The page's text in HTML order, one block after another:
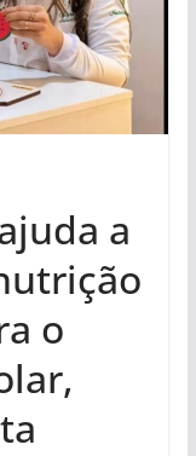
a
o